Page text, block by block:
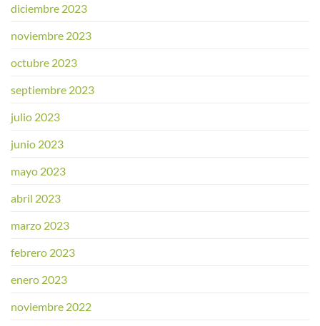
diciembre 2023
noviembre 2023
octubre 2023
septiembre 2023
julio 2023
junio 2023
mayo 2023
abril 2023
marzo 2023
febrero 2023
enero 2023
noviembre 2022